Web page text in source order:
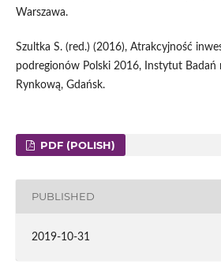
Warszawa.
Szultka S. (red.) (2016), Atrakcyjność
podregionów Polski 2016, Instytut Badań
Rynkową, Gdańsk.
PDF (POLISH)
PUBLISHED
2019-10-31